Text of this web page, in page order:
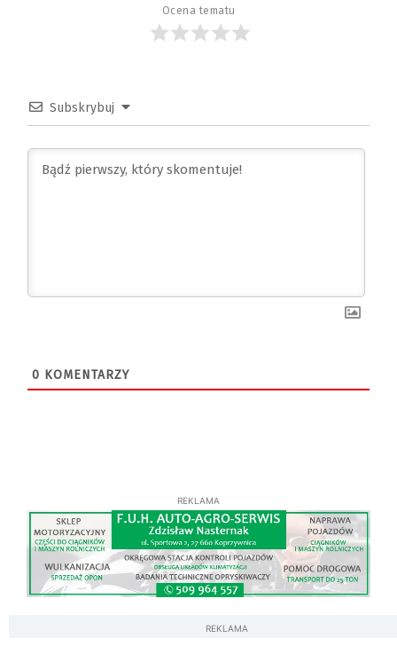
Ocena tematu
Subskrybuj
0 KOMENTARZY
REKLAMA
REKLAMA